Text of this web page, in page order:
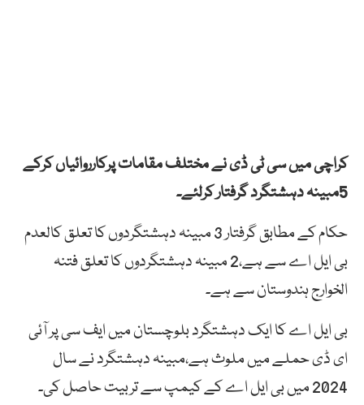
کراچی میں سی ٹی ڈی نے مختلف مقامات پرکارروائیاں کرکے
5مبینہ دہشتگرد گرفتار کرلئے۔
حکام کے مطابق گرفتار 3 مبینہ دہشتگردوں کا تعلق کالعدم
بی ایل اے سے ہے،2 مبینہ دہشتگردوں کا تعلق فتنہ
الخوارج ہندوستان سے ہے۔
بی ایل اے کا ایک دہشتگرد بلوچستان میں ایف سی پر آئی
ای ڈی حملے میں ملوث ہے،مبینہ دہشتگرد نے سال
2024 میں بی ایل اے کے کیمپ سے تربیت حاصل کی۔